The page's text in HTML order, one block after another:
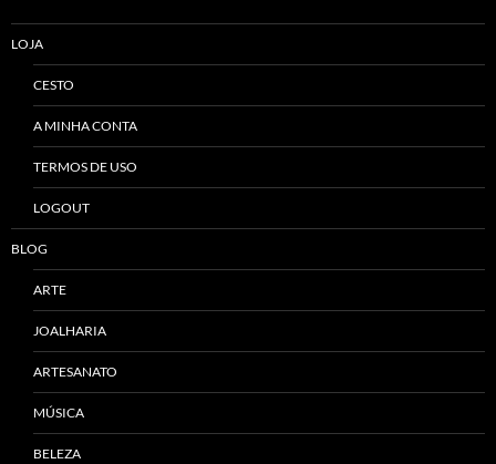
LOJA
CESTO
A MINHA CONTA
TERMOS DE USO
LOGOUT
BLOG
ARTE
JOALHARIA
ARTESANATO
MÚSICA
BELEZA